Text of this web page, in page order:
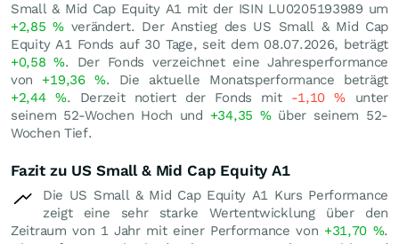
Small & Mid Cap Equity A1 mit der ISIN LU0205193989 um
+2,85%verändert. Der Anstieg des US Small & Mid Cap
Equity A1 Fonds auf 30 Tage, seit dem 08.07.2026, beträgt
+0,58%. Der Fonds verzeichnet eine Jahresperformance
von +19,36 %. Die aktuelle Monatsperformance beträgt
+2,44 %. Derzeit notiert der Fonds mit -1,10% unter
seinem 52-Wochen Hoch und +34,35 %über seinem 52-
Wochen Tief.
Fazit zu US Small & Mid Cap Equity A1
Die US Small & Mid Cap Equity A1 Kurs Performance
zeigt eine sehr starke Wertentwicklung über den
Zeitraum von 1 Jahr mit einer Performance von +31,70 %.